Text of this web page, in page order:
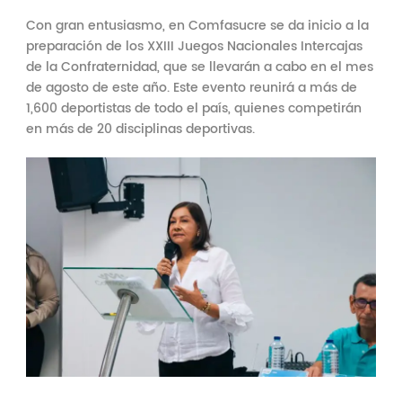
Con gran entusiasmo, en Comfasucre se da inicio a la
preparación de los XXIII Juegos Nacionales Intercajas
de la Confraternidad, que se llevarán a cabo en el mes
de agosto de este año. Este evento reunirá a más de
1,600 deportistas de todo el país, quienes competirán
en más de 20 disciplinas deportivas.